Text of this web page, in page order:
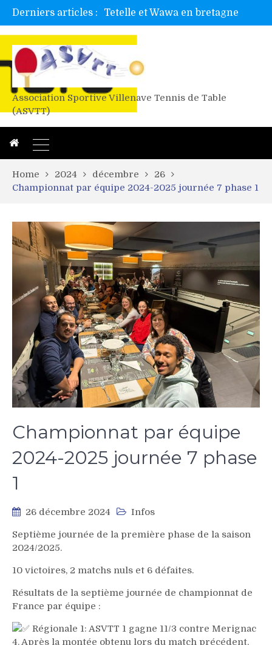
Derniers articles :
Tetelle et Wawa en bretagne
Alex valide l’EF
Titres de Gironde loisirs 2026
Association Sportive Villenave Tennis de Table
(ASVTT)
Home 2024 décembre
26
Championnat par équipe 2024-2025 journée 7 phase 1
Championnat par équipe
2024-2025 journée 7 phase
1
26 décembre 2024 Infos
Septième journée de la première phase de la saison
2024/2025.
10 victoires, 2 matchs nuls et 6 défaites.
Résultats de la septième journée de championnat de
France par équipe :
Régionale 1: ASVTT 1 gagne 11/3 contre Merignac
4. Après la montée obtenu lors du match précédent,